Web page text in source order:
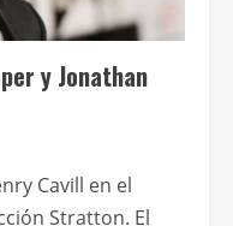
y Jonathan
Cavill en el
Stratton. El